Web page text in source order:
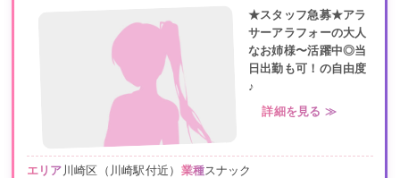
★スタッフ急募★アラ
サーアラフォーの大人
なお姉様〜活躍中◎当
日出勤も可！の自由度
♪
詳細を見る ≫
エリア 川崎区（川崎駅付近） 業種スナック